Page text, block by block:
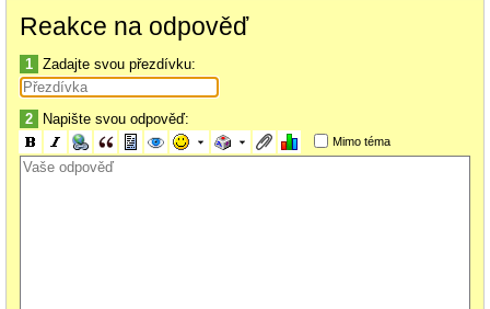
Reakce na odpověď
1 Zadajte svou přezdívku:
2 Napište svou odpověď:
Mimo téma